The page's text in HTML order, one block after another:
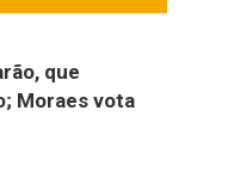
que
Moraes vota